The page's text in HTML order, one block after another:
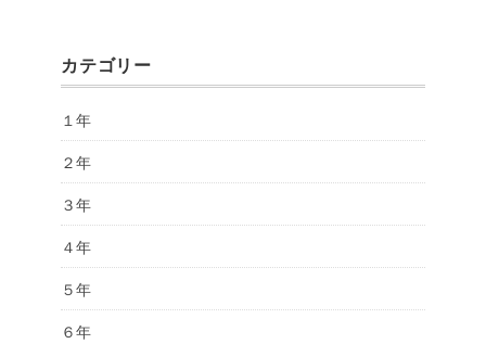
カテゴリー
１年
２年
３年
４年
５年
６年